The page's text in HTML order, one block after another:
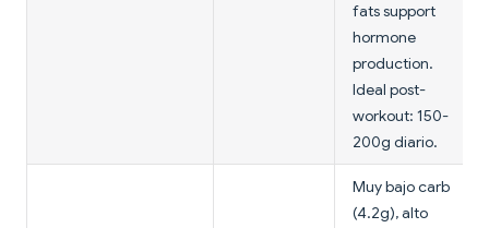
fats support
hormone
production.
Ideal post-
workout: 150-
200g diario.
Muy bajo carb
(4.2g), alto